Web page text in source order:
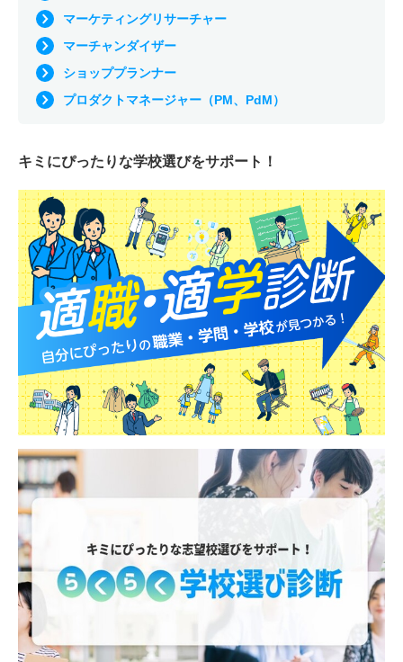
マーケティングリサーチャー
マーチャンダイザー
ショッププランナー
プロダクトマネージャー（PM、PdM）
キミにぴったりな学校選びをサポート！